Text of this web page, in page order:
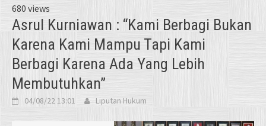
680 views
Asrul Kurniawan : “Kami Berbagi Bukan
Karena Kami Mampu Tapi Kami
Berbagi Karena Ada Yang Lebih
Membutuhkan”
04/08/22 13:01 Liputan Hukum